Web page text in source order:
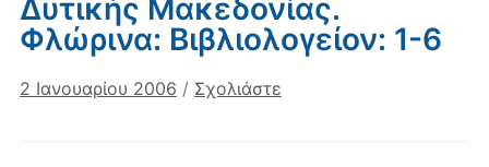
1913.
Στο:
Δυτικής
Δυτικής Μακεδονίας.
Φλώρινα: Βιβλιολογείον: 1-6
2 Ιανουαρίου 2006 / Σχολιάστε